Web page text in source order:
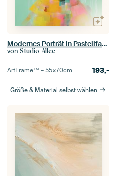
Modernes Porträt in Pastellfarben
von Studio Allee
ArtFrame™ –55×70cm 193,-
Größe & Material selbst wählen